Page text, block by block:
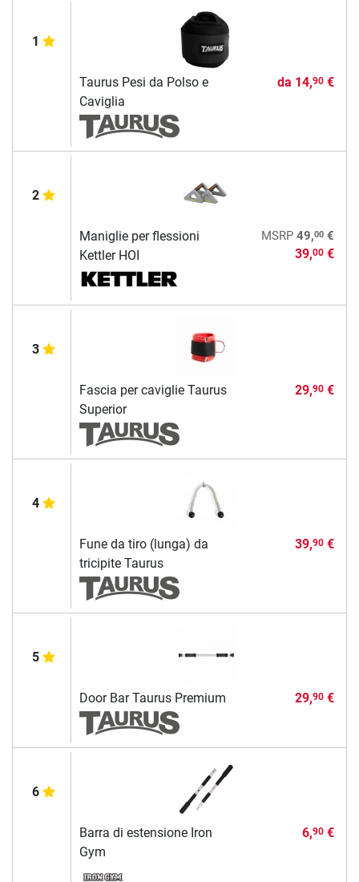
1
Taurus Pesi da Polso e
Caviglia
da 14,90€
2
Maniglie per flessioni
Kettler HOI
MSRP 49,00€
39,00€
3
Fascia per caviglie Taurus
Superior
29,90€
4
Fune da tiro (lunga) da
tricipite Taurus
39,90€
5
Door Bar Taurus Premium 29,90€
6
Barra di estensione Iron
Gym
6,90€